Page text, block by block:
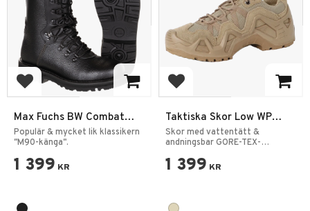
Lägg till i favoriter
Max Fuchs BW Combat
Kängor Modell 2000
Populär & mycket lik klassikern
"M90-känga".
1 399 KR
Lägg till i favoriter
Taktiska Skor Low WP
Sand
Skor med vattentätt &
andningsbar GORE-TEX-
1 399 KR